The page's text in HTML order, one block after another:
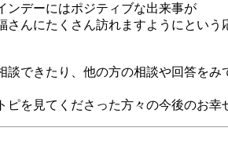
ンデーにはポジティブな出来事が
んにたくさん訪れますようにという
できたり、他の方の相談や回答をみ
を見てくださった方々の今後のお幸